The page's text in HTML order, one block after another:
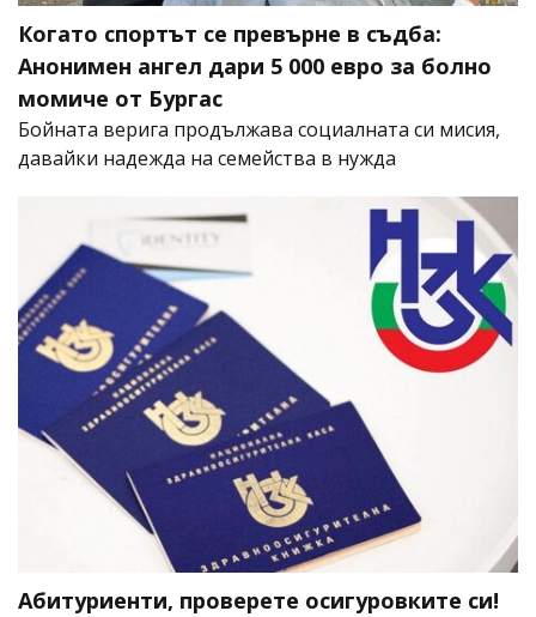
Когато спортът се превърне в съдба:
Анонимен ангел дари 5 000 евро за болно
момиче от Бургас
Бойната верига продължава социалната си мисия,
давайки надежда на семейства в нужда
Абитуриенти, проверете осигуровките си!